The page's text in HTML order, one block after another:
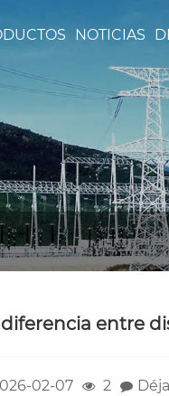
NOTICIAS
diferencia entre
02-07 2